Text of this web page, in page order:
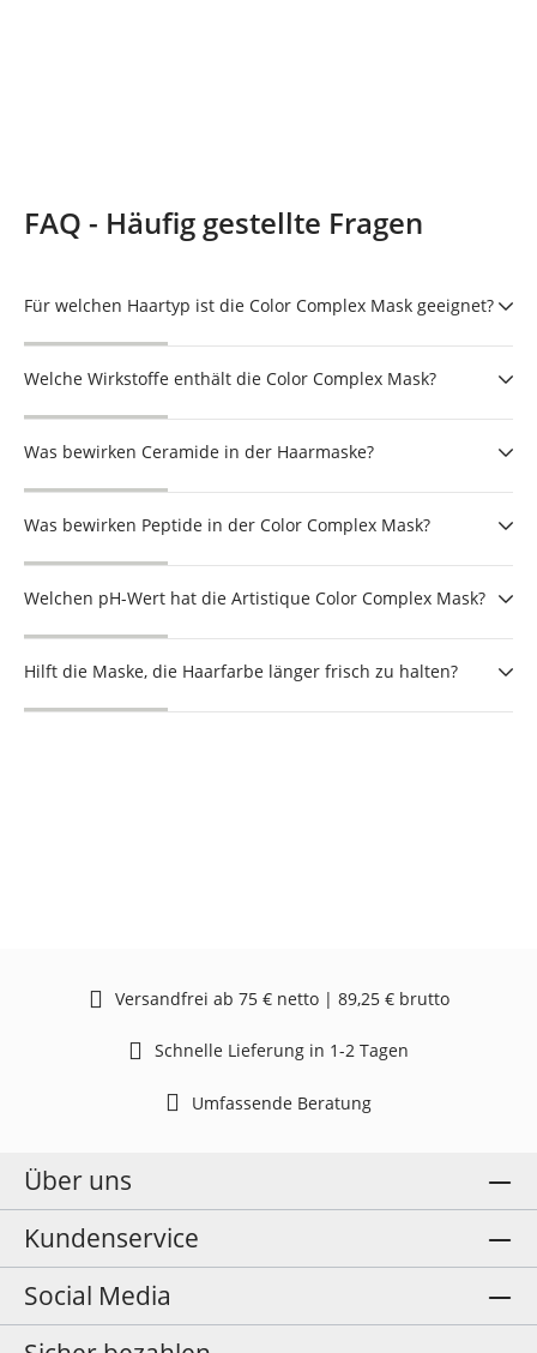
FAQ - Häufig gestellte Fragen
Für welchen Haartyp ist die Color Complex Mask geeignet?
Welche Wirkstoffe enthält die Color Complex Mask?
Was bewirken Ceramide in der Haarmaske?
Was bewirken Peptide in der Color Complex Mask?
Welchen pH-Wert hat die Artistique Color Complex Mask?
Hilft die Maske, die Haarfarbe länger frisch zu halten?
Versandfrei ab 75 € netto | 89,25 € brutto
Schnelle Lieferung in 1-2 Tagen
Umfassende Beratung
Über uns
Kundenservice
Social Media